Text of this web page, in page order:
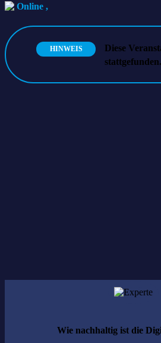
Online ,
HINWEIS
Diese
stattgefunden.
Wie nachhaltig ist die